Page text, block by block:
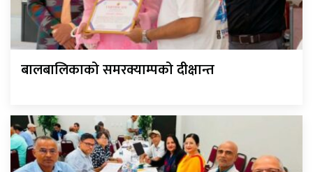
बालबालिकाको समरक्याम्पको दीक्षान्त